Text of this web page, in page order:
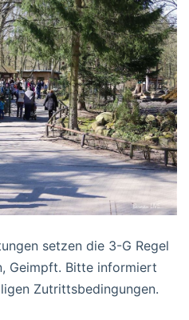
setzen die 3-G Regel
Geimpft. Bitte informiert
Zutrittsbedingungen.